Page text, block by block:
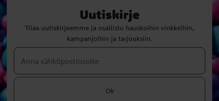
Uutiskirje
Tilaa uutiskirjeemme ja osallistu hauskoihin vinkkeihin,
kampanjoihin ja tarjouksiin.
Ok